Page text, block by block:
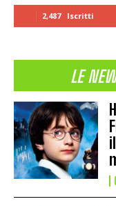
2,487 Iscritti
LE